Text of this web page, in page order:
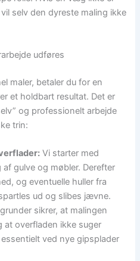
selv den dyreste maling ikke
udføres
maler, betaler du for en
et holdbart resultat. Det er
og professionelt arbejde
trin:
Vi starter med
gulve og møbler. Derefter
og eventuelle huller fra
ud og slibes jævne.
sikrer, at malingen
overfladen ikke suger
ved nye gipsplader